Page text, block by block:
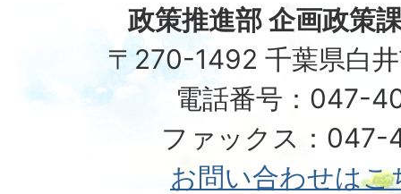
政策推進部 企画政策
〒270-1492 千葉県白
電話番号：047-
ファックス：047-
お問い合わせはこ